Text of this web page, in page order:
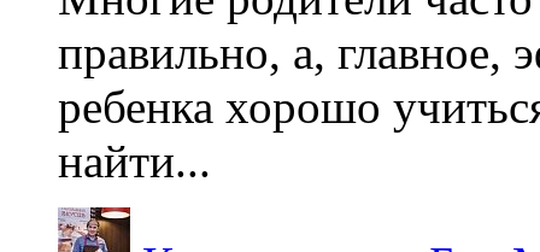
правильно, а, главное,
ребенка хорошо
найти...